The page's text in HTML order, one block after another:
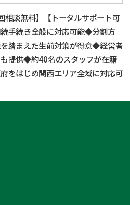
相談無料】【トータルサポート可
手続き全般に対応可能◆分割方
踏まえた生前対策が得意◆経営者
提供◆約40名のスタッフが在籍
をはじめ関西エリア全域に対応可